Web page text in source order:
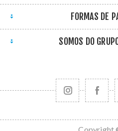
FORMAS DE
SOMOS DO